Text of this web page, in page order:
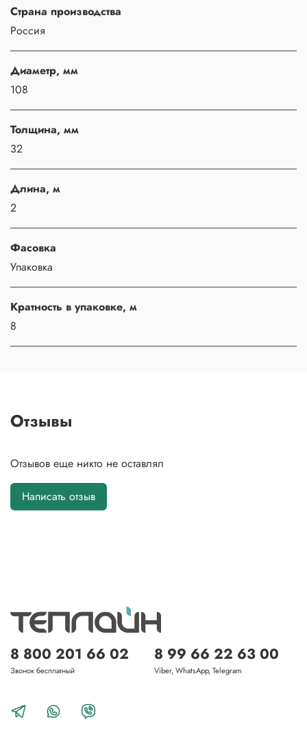
Страна производства
Россия
Диаметр, мм
108
Толщина, мм
32
Длина, м
2
Фасовка
Упаковка
Кратность в упаковке, м
8
Отзывы
Отзывов еще никто не оставлял
Написать отзыв
8 800 201 66 02
Звонок бесплатный
8 99 66 22 63 00
Viber, WhatsApp, Telegram